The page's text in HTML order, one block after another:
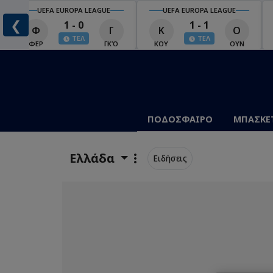
❮
UEFA EUROPA LEAGUE
Φ
ΦΕΡ
1 - 0
ΤΕΛ
Γ
ΓΚΌ
UEFA EUROPA LEAGUE
Κ
ΚΟΥ
1 - 1
ΤΕΛ
Ο
ΟΥΝ
ΠΟΔΟΣΦΑΙΡΟ
Ελλάδα Ειδήσεις